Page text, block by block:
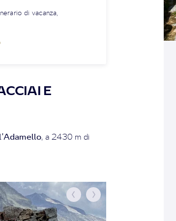
di vacanza,
E
, a 2430 m di